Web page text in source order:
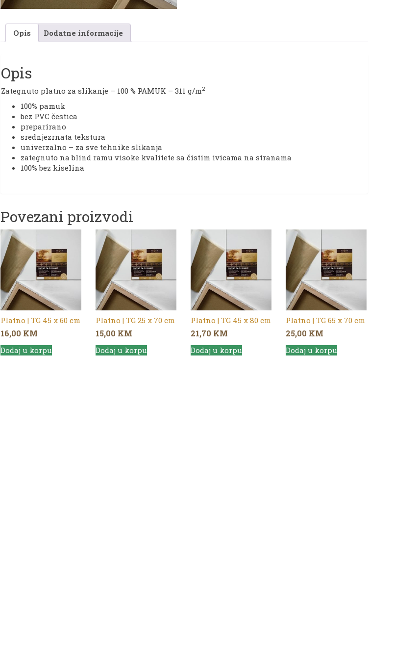
Opis Dodatne informacije
Opis
Zategnuto platno za slikanje – 100 % PAMUK – 311 g/m2
100% pamuk
bez PVC čestica
preparirano
srednjezrnata tekstura
univerzalno – za sve tehnike slikanja
zategnuto na blind ramu visoke kvalitete sa čistim ivicama na stranama
100% bez kiselina
Povezani proizvodi
Platno | TG 45 x 60 cm
16,00 KM
Dodaj u korpu
Platno | TG 25 x 70 cm
15,00 KM
Dodaj u korpu
Platno | TG 45 x 80 cm
21,70 KM
Dodaj u korpu
Platno | TG 65 x 70 cm
25,00 KM
Dodaj u korpu